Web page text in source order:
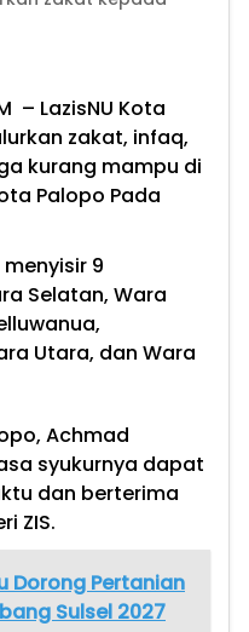
– LazisNU Kota
zakat, infaq,
kurang mampu di
Palopo Pada
9
Selatan, Wara
Utara, dan Wara
Achmad
syukurnya dapat
dan berterima
ZIS.
Dorong Pertanian
Sulsel 2027